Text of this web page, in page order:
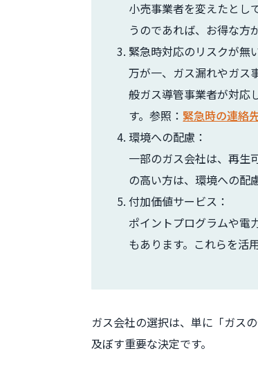
小売事業者を変えたとし
うのであれば、お得な方
緊急時対応のリスクが無
万が一、ガス漏れやガス
般ガス導管事業者が対応
す。参照： 緊急時の連絡
環境への配慮：
一部のガス会社は、再生
の高い方は、環境への配
付加価値サービス：
ポイントプログラムや電
もあります。これらを活
ガス会社の選択は、単に「ガス
及ぼす重要な決定です。